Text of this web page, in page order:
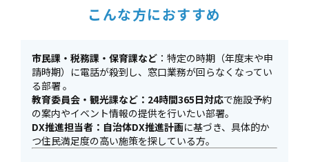
こんな方におすすめ
市民課・税務課・保育課など ：特定の時期（年度末や申
請時期）に電話が殺到し、窓口業務が回らなくなってい
る部署 。
教育委員会・観光課など：24時間365日対応で施設予約
の案内やイベント情報の提供を行いたい部署。
DX推進担当者：自治体DX推進計画に基づき、具体的か
つ住民満足度の高い施策を探している方。